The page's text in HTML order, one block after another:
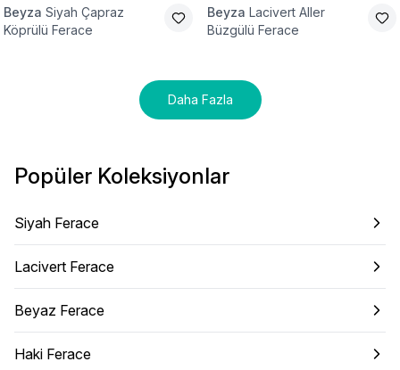
Beyza Siyah Çapraz
Köprülü Ferace
Beyza Lacivert Aller
Büzgülü Ferace
Daha Fazla
Popüler Koleksiyonlar
Siyah Ferace
Lacivert Ferace
Beyaz Ferace
Haki Ferace